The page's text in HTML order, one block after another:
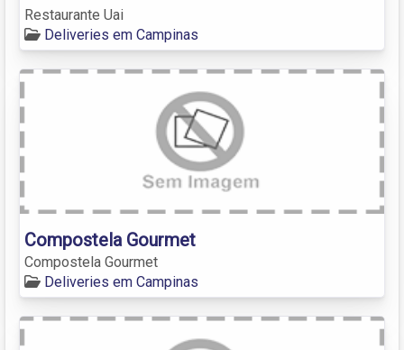
Restaurante Uai
Deliveries em Campinas
Compostela Gourmet
Compostela Gourmet
Deliveries em Campinas